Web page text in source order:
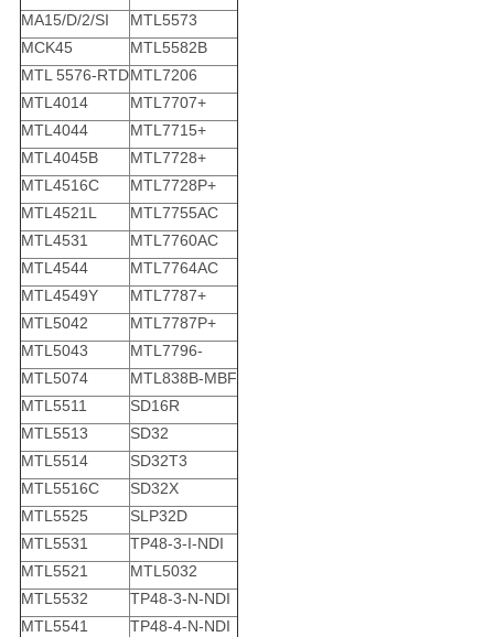
MA15/D/2/SI
MTL5573
MCK45
MTL5582B
MTL 5576-RTDMTL7206
MTL4014
MTL7707+
MTL4044
MTL7715+
MTL4045B
MTL7728+
MTL4516C
MTL7728P+
MTL4521L
MTL7755AC
MTL4531
MTL7760AC
MTL4544
MTL7764AC
MTL4549Y
MTL7787+
MTL5042
MTL7787P+
MTL5043
MTL7796-
MTL5074
MTL838B-MBF
MTL5511
SD16R
MTL5513
SD32
MTL5514
SD32T3
MTL5516C
SD32X
MTL5525
SLP32D
MTL5531
TP48-3-I-NDI
MTL5521
MTL5032
MTL5532
TP48-3-N-NDI
MTL5541
TP48-4-N-NDI